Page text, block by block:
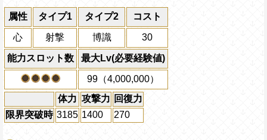
属性 タイプ1 タイプ2 コスト
心 射撃 博識 30
能力スロット数 最大Lv(必要経験値)
99（4,000,000）
体力 攻撃力 回復力
限界突破時 3185 1400 270